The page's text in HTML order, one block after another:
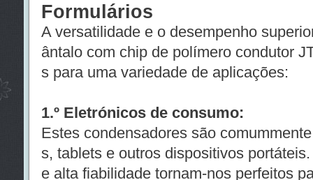
Formulários
A versatilidade e o desempenho
ântalo com chip de polímero condutor
s para uma variedade de aplicações:
1.º Eletrónicos de consumo:
Estes condensadores são
s, tablets e outros dispositivos
e alta fiabilidade tornam-nos perfeitos